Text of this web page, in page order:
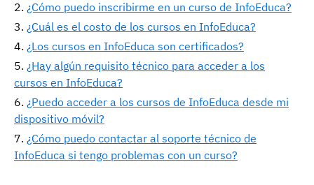
¿Cómo puedo inscribirme en un curso de InfoEduca?
¿Cuál es el costo de los cursos en InfoEduca?
¿Los cursos en InfoEduca son certificados?
¿Hay algún requisito técnico para acceder a los
cursos en InfoEduca?
¿Puedo acceder a los cursos de InfoEduca desde mi
dispositivo móvil?
¿Cómo puedo contactar al soporte técnico de
InfoEduca si tengo problemas con un curso?